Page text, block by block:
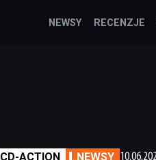
NEWSY RECENZJE
CD-ACTION NEWSY